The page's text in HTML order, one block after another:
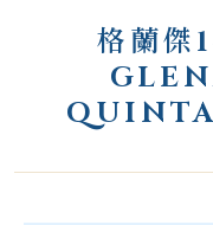
格蘭傑